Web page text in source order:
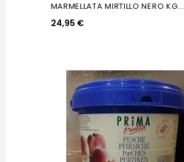
MARMELLATA MIRTILLO NERO KG...
24,95 €